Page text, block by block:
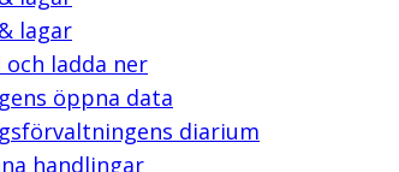
lagar
och ladda ner
öppna data
diarium
handlingar